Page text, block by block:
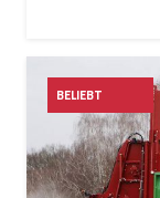
BELIEBT